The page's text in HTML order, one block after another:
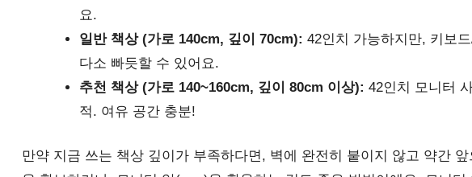
요.
일반 책상 (가로 140cm, 깊이 70cm): 42인치 가능하지만, 키보
다소 빠듯할 수 있어요.
추천 책상 (가로 140~160cm, 깊이 80cm 이상): 42인치 모니터
적. 여유 공간 충분!
만약 지금 쓰는 책상 깊이가 부족하다면, 벽에 완전히 붙이지 않고 약간